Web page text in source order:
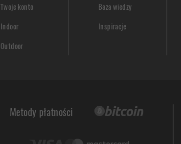
Twoje konto
Indoor
Outdoor
Baza wiedzy
Inspiracje
Metody płatności